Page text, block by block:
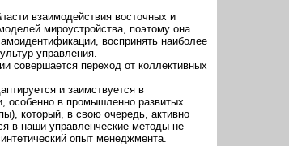
взаимодействия восточных и
мироустройства, поэтому она
воспринять наиболее
управления.
совершается переход от коллективных
и заимствуется в
особенно в промышленно развитых
который, в свою очередь, активно
в наши управленческие методы не
опыт менеджмента.